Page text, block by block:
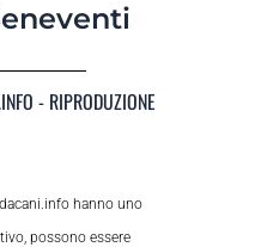
- RIPRODUZIONE
hanno uno
possono essere